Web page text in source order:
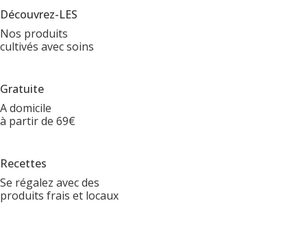
Découvrez-LES
Nos produits
cultivés avec soins
Gratuite
A domicile
à partir de 69€
Recettes
Se régalez avec des
produits frais et locaux